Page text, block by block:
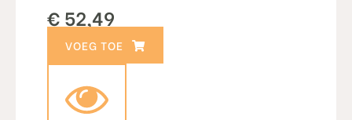
€ 52,49